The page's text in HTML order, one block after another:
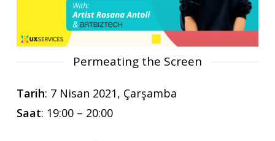
Permeating the Screen
Tarih: 7 Nisan 2021, Çarşamba
Saat: 19:00 – 20:00